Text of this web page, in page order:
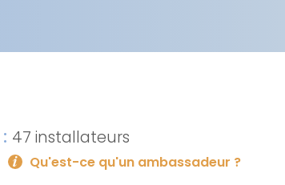
: 47 installateurs
Qu'est-ce qu'un ambassadeur ?